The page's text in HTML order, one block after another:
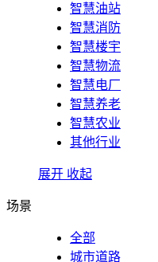
智慧油站
智慧消防
智慧楼宇
智慧物流
智慧电厂
智慧养老
智慧农业
其他行业
展开 收起
场景
全部
城市道路